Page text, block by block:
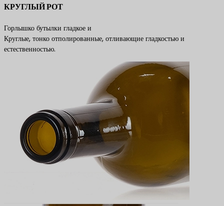
КРУГЛЫЙ РОТ
Горлышко бутылки гладкое и
Круглые, тонко отполированные, отливающие гладкостью и
естественностью.